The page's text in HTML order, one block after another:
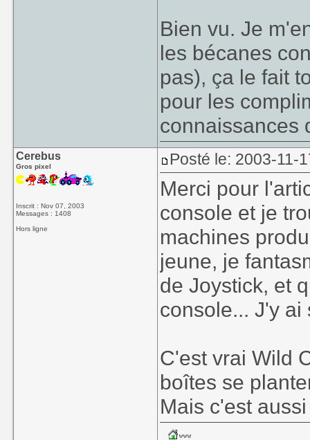
Bien vu. Je
les bécanes
pas), ça le fait
pour les
connaissances
Cerebus
Gros pixel
Inscrit : Nov 07, 2003
Messages : 1408
Hors ligne
Posté le: 2003-11-
Merci pour
console et je
machines
jeune, je
de Joystick, et
console... J'y
C'est vrai Wild
boîtes se
Mais c'est